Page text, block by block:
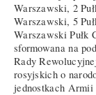
Warszawski, 2
Warszawski, 5
Warszawski Pułk
sformowana na
Rady
rosyjskich o
jednostkach Armii